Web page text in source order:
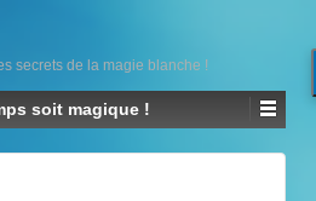
secrets de la magie blanche !
soit magique !